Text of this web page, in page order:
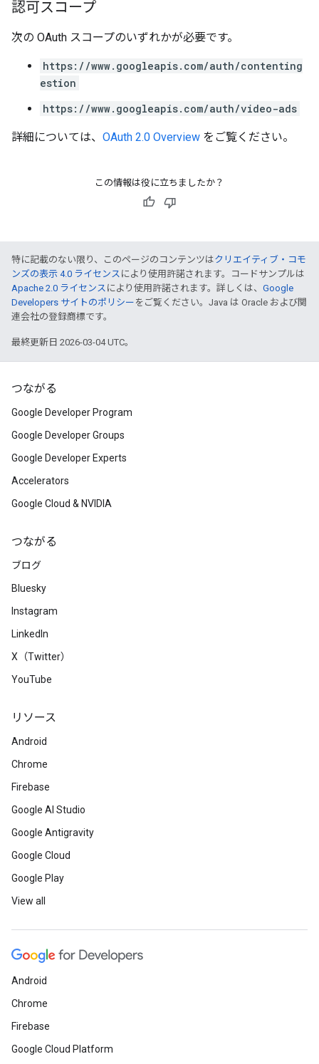
認可スコープ
次の OAuth スコープのいずれかが必要です。
https://www.googleapis.com/auth/contenting
estion
https://www.googleapis.com/auth/video-ads
詳細については、 OAuth 2.0 Overview をご覧ください。
この情報は役に立ちましたか？
特に記載のない限り、このページのコンテンツはクリエイティブ・コモ
ンズの表示 4.0 ライセンス により使用許諾されます。コードサンプルは
Apache 2.0 ライセンス により使用許諾されます。詳しくは、 Google
Developers サイトのポリシー をご覧ください。Java は Oracle および関
連会社の登録商標です。
最終更新日 2026-03-04 UTC。
つながる
Google Developer Program
Google Developer Groups
Google Developer Experts
Accelerators
Google Cloud & NVIDIA
つながる
ブログ
Bluesky
Instagram
LinkedIn
X（Twitter）
YouTube
リソース
Android
Chrome
Firebase
Google AI Studio
Google Antigravity
Google Cloud
Google Play
View all
Android
Chrome
Firebase
Google Cloud Platform